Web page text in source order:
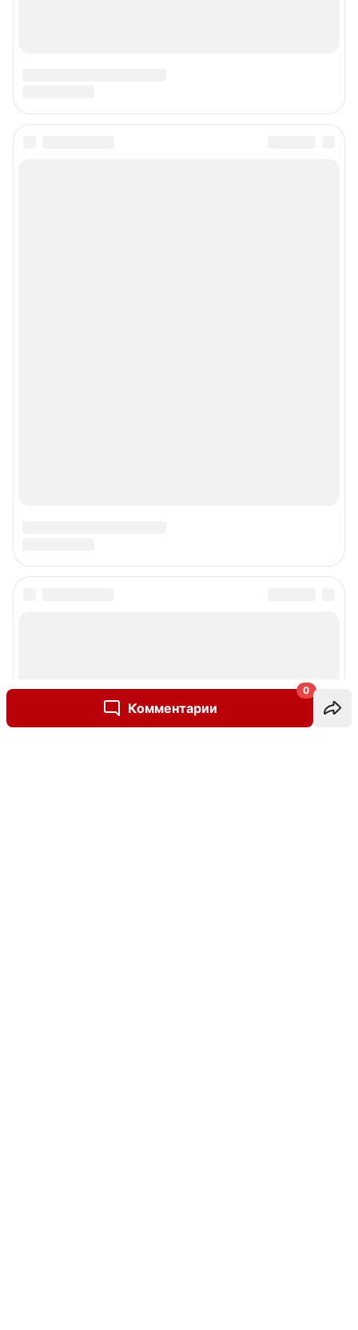
Комментарии
0